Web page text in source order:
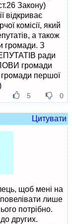
Закону)
відкриває
комісії, який
а також
громади. З
ради
громади
громади першої
5 0
Цитувати
щоб мені на
лише
потрібно.
других.